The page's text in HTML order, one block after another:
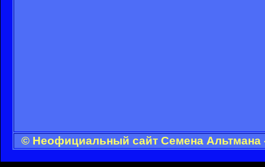
© Неофициальный сайт Семена Альтмана